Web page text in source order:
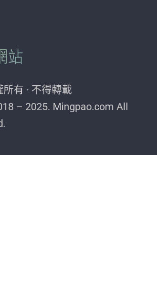
所有 · 不得轉載
– 2025. Mingpao.com All